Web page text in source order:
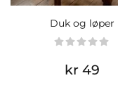
Duk og løper
kr 49